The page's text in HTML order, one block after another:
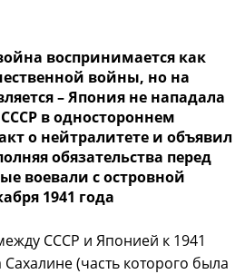
воспринимается как
войны, но на
– Япония не нападала
в одностороннем
о нейтралитете и объявил
обязательства перед
воевали с островной
1941 года
СССР и Японией к 1941
Сахалине (часть которого была